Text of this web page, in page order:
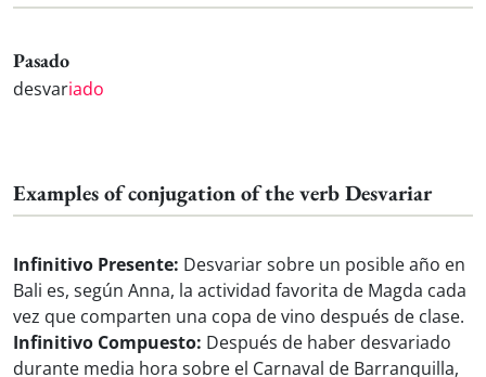
Pasado
desvariado
Examples of conjugation of the verb Desvariar
Infinitivo Presente: Desvariar sobre un posible año en
Bali es, según Anna, la actividad favorita de Magda cada
vez que comparten una copa de vino después de clase.
Infinitivo Compuesto: Después de haber desvariado
durante media hora sobre el Carnaval de Barranquilla,